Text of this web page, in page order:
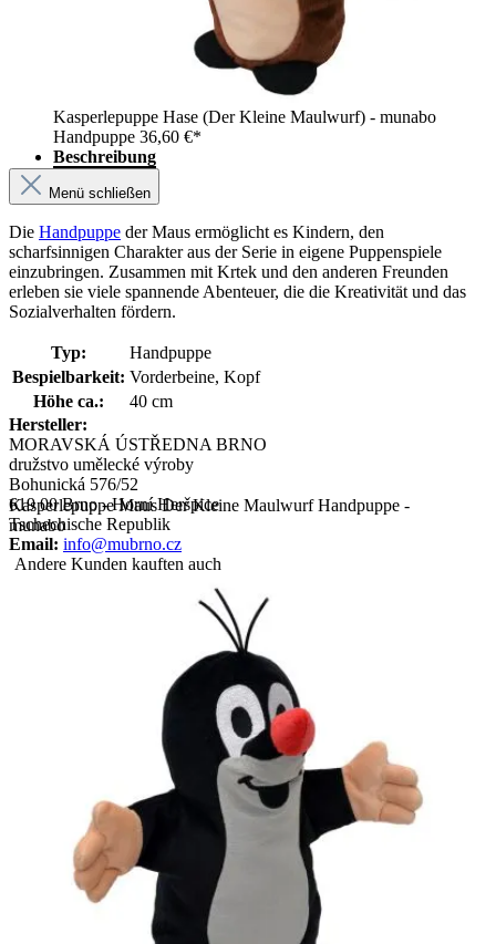
Kasperlepuppe Maus Der Kleine Maulwurf Handpuppe -
munabo
Kasperlepuppe Hase (Der Kleine Maulwurf) - munabo
Handpuppe 36,60 €*
Beschreibung
Menü schließen
Die Handpuppe der Maus ermöglicht es Kindern, den
scharfsinnigen Charakter aus der Serie in eigene Puppenspiele
einzubringen. Zusammen mit Krtek und den anderen Freunden
erleben sie viele spannende Abenteuer, die die Kreativität und das
Sozialverhalten fördern.
Typ:
Handpuppe
Bespielbarkeit: Vorderbeine, Kopf
Höhe ca.:
40 cm
Hersteller:
MORAVSKÁ ÚSTŘEDNA BRNO
družstvo umělecké výroby
Bohunická 576/52
619 00 Brno - Horní Heršpice
Tschechische Republik
Email: info@mubrno.cz
Andere Kunden kauften auch